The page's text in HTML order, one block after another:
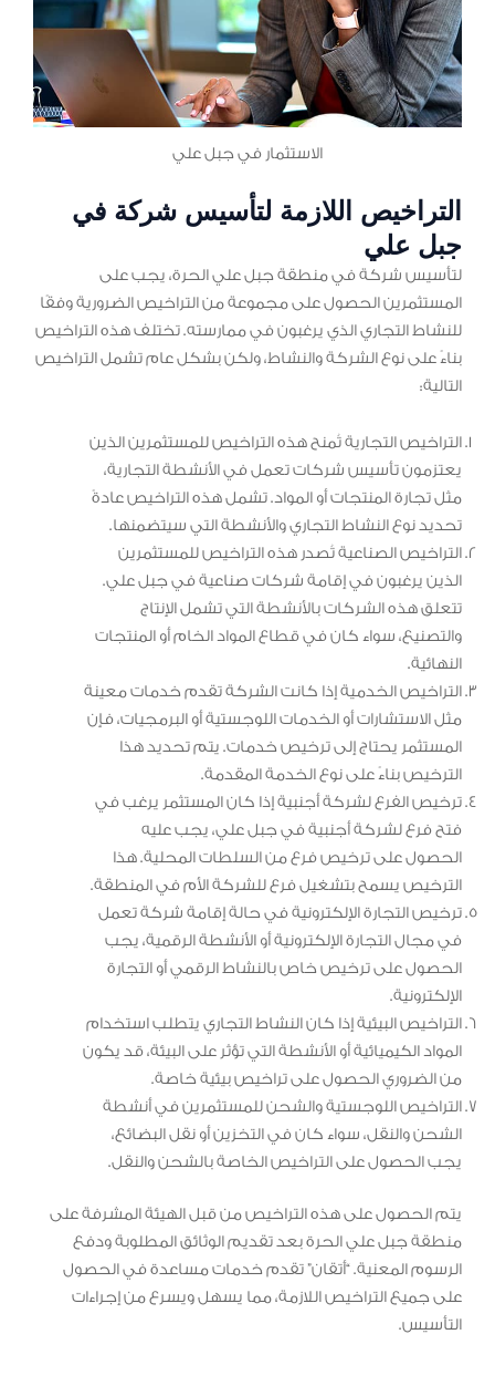
الاستثمار في جبل علي
التراخيص اللازمة لتأسيس شركة في
جبل علي
لتأسيس شركة في منطقة جبل علي الحرة، يجب على
المستثمرين الحصول على مجموعة من التراخيص الضرورية وفقًا
للنشاط التجاري الذي يرغبون في ممارسته. تختلف هذه التراخيص
بناءً على نوع الشركة والنشاط، ولكن بشكل عام تشمل التراخيص
التالية:
التراخيص التجارية تُمنح هذه التراخيص للمستثمرين الذين
يعتزمون تأسيس شركات تعمل في الأنشطة التجارية،
مثل تجارة المنتجات أو المواد. تشمل هذه التراخيص عادةً
تحديد نوع النشاط التجاري والأنشطة التي سيتضمنها.
التراخيص الصناعية تُصدر هذه التراخيص للمستثمرين
الذين يرغبون في إقامة شركات صناعية في جبل علي.
تتعلق هذه الشركات بالأنشطة التي تشمل الإنتاج
والتصنيع، سواء كان في قطاع المواد الخام أو المنتجات
النهائية.
التراخيص الخدمية إذا كانت الشركة تقدم خدمات معينة
مثل الاستشارات أو الخدمات اللوجستية أو البرمجيات، فإن
المستثمر يحتاج إلى ترخيص خدمات. يتم تحديد هذا
الترخيص بناءً على نوع الخدمة المقدمة.
ترخيص الفرع لشركة أجنبية إذا كان المستثمر يرغب في
فتح فرع لشركة أجنبية في جبل علي، يجب عليه
الحصول على ترخيص فرع من السلطات المحلية. هذا
الترخيص يسمح بتشغيل فرع للشركة الأم في المنطقة.
ترخيص التجارة الإلكترونية في حالة إقامة شركة تعمل
في مجال التجارة الإلكترونية أو الأنشطة الرقمية، يجب
الحصول على ترخيص خاص بالنشاط الرقمي أو التجارة
الإلكترونية.
التراخيص البيئية إذا كان النشاط التجاري يتطلب استخدام
المواد الكيميائية أو الأنشطة التي تؤثر على البيئة، قد يكون
من الضروري الحصول على تراخيص بيئية خاصة.
التراخيص اللوجستية والشحن للمستثمرين في أنشطة
الشحن والنقل، سواء كان في التخزين أو نقل البضائع،
يجب الحصول على التراخيص الخاصة بالشحن والنقل.
يتم الحصول على هذه التراخيص من قبل الهيئة المشرفة على
منطقة جبل علي الحرة بعد تقديم الوثائق المطلوبة ودفع
الرسوم المعنية. “أتقان” تقدم خدمات مساعدة في الحصول
على جميع التراخيص اللازمة، مما يسهل ويسرع من إجراءات
التأسيس.